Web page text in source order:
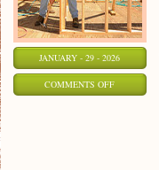
JANUARY - 29 - 2026
COMMENTS OFFON